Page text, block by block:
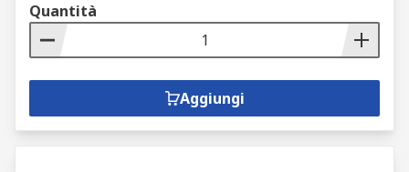
Quantità
Aggiungi